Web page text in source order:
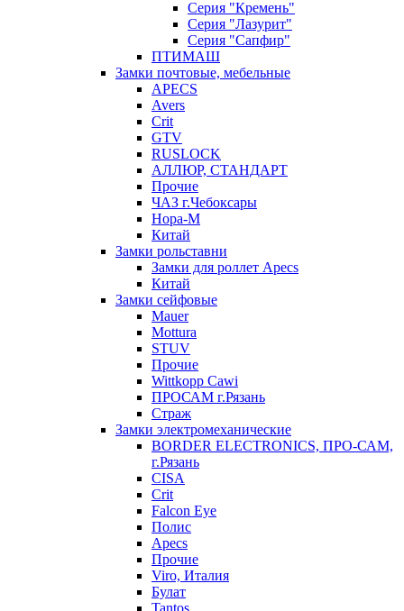
Серия "Кремень"
Серия "Лазурит"
Серия "Сапфир"
ПТИМАШ
Замки почтовые, мебельные
APECS
Avers
Crit
GTV
RUSLOCK
АЛЛЮР, СТАНДАРТ
Прочие
ЧАЗ г.Чебоксары
Нора-М
Китай
Замки рольставни
Замки для роллет Apecs
Китай
Замки сейфовые
Mauer
Mottura
STUV
Прочие
Wittkopp Cawi
ПРОСАМ г.Рязань
Страж
Замки электромеханические
BORDER ELECTRONICS, ПРО-САМ,
г.Рязань
CISA
Crit
Falcon Eye
Полис
Apecs
Прочие
Viro, Италия
Булат
Tantos